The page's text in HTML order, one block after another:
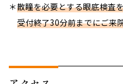
＊散瞳を必要とする眼底検査
受付終了30分前までにご来